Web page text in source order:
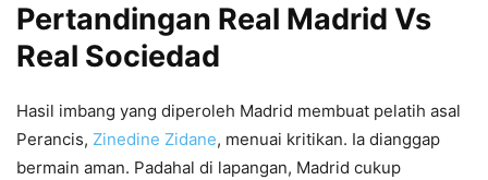
Pertandingan Real Madrid Vs
Real Sociedad
Hasil imbang yang diperoleh Madrid membuat pelatih asal
Perancis, Zinedine Zidane, menuai kritikan. Ia dianggap
bermain aman. Padahal di lapangan, Madrid cukup